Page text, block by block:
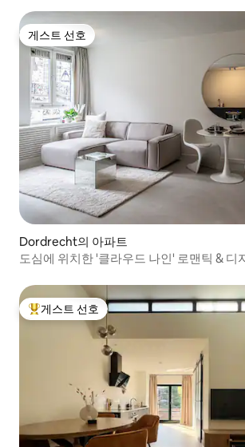
게스트 선호
게스트 선호
Dordrecht의 아파트
도심에 위치한 '클라우드 나인' 로맨틱 & 디
상위 게스트 선호
게스트 선호